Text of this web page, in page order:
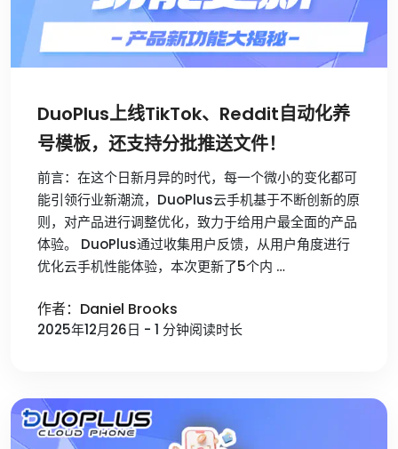
DuoPlus上线TikTok、Reddit自动化养
号模板，还支持分批推送文件！
前言：在这个日新月异的时代，每一个微小的变化都可
能引领行业新潮流，DuoPlus云手机基于不断创新的原
则，对产品进行调整优化，致力于给用户最全面的产品
体验。 DuoPlus通过收集用户反馈，从用户角度进行
优化云手机性能体验，本次更新了5个内 …
作者：Daniel Brooks
2025年12月26日 - 1 分钟阅读时长